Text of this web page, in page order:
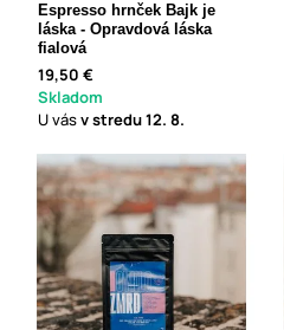
Espresso hrnček Bajk je
láska - Opravdová láska
fialová
19,50 €
Skladom
U vásv stredu12. 8.